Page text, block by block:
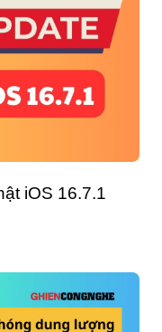
iOS 16.7.1